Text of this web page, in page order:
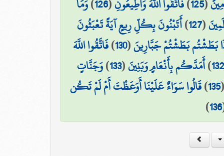
(
127
)أَتَبْنُونَ بِكُلِّ رِيعٍ آيَةً تَعْبَثُونَ
بَطَشْتُم بَطَشْتُمْ جَبَّارِينَ(
130
)فَاتَّقُوا اللَّهَ
132
)أَمَدَّكُم بِأَنْعَامٍ وَبَنِينَ(
133
)وَجَنَّاتٍ
135
)قَالُوا سَوَاءٌ عَلَيْنَا أَوَعَظْتَ أَمْ لَمْ تَكُن
136
)